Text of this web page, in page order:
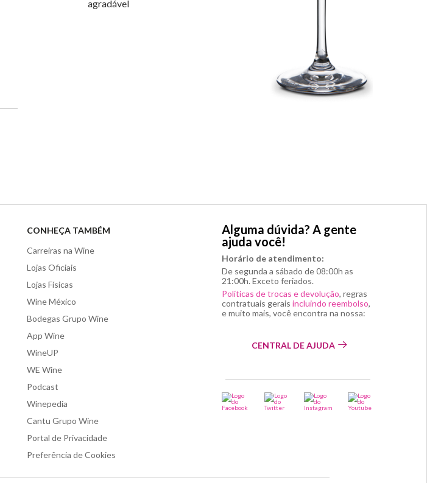
agradável
CONHEÇA TAMBÉM
Carreiras na Wine
Lojas Oficiais
Lojas Físicas
Wine México
Bodegas Grupo Wine
App Wine
WineUP
WE Wine
Podcast
Winepedia
Cantu Grupo Wine
Portal de Privacidade
Preferência de Cookies
Alguma dúvida? A gente
ajuda você!
Horário de atendimento:
De segunda a sábado de 08:00h as
21:00h. Exceto feriados.
Políticas de trocas e devolução, regras
contratuais gerais incluindo reembolso,
e muito mais, você encontra na nossa:
CENTRAL DE AJUDA